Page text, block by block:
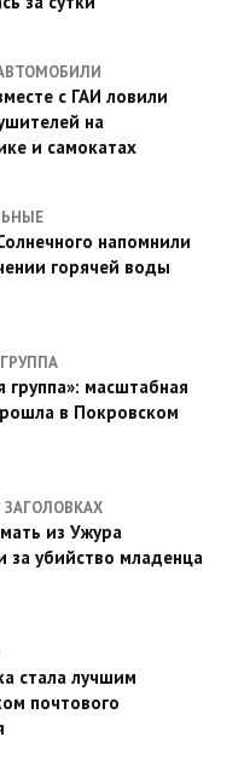
с ГАИ ловили
на
и самокатах
напомнили
горячей воды
группа»: масштабная
в Покровском
из Ужура
за убийство младенца
стала лучшим
почтового